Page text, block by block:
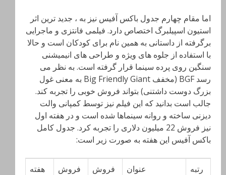
اما مقام چهارم جدول باکس آفیس نیز به ، جدید ترین اثر
استیون اسپیلبرگ اختصاص دارد. فیلمی فانتزی و ماجرایی
برگرفته از داستانی به همین نام برای کودکان است و حالا
با استفاده از جلوه های ویژه و طراحی های انیمیشنی
سنگین روی پرده سینما قرار گرفته است. به نظر می
رسد BGF (مخفف Big Friendly Giant به معنی غول
بزرگ دوست داشتنی) بتواند فروش خوبی را تجربه کند.
جالب است بدانید که این فیلم نیز توسط کمپانی والت
دیزنی ساخته و روانه سینماها شده است و در هفته اول
نیز فروش 22 میلیون دلاری را تجربه کرد. جدول کامل
باکس آفیس این هفته به صورت زیر است:
رتبه عنوان
فروش
فروش
هفته